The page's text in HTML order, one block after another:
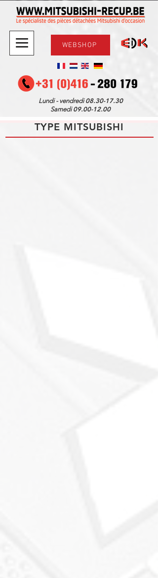
WEBSHOP
Lundi - vendredi08.30-17.30
Samedi09.00-12.00
TYPE MITSUBISHI